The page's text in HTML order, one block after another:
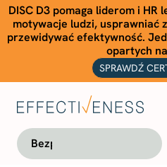
DISC D3 pomaga liderom i
motywacje ludzi, usprawniać
przewidywać efektywność.
opartych
SPRAWDŹ
Bezpłatna konsultacja